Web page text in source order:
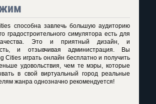
способна завлечь большую аудиторию
градостроительного симулятора есть для
Это и приятный дизайн, и
и отзывчивая администрация. Вы
Cities играть онлайн бесплатно и получить
удовольствия, чем те мэры, которые
в свой виртуальный город реальные
жанра однозначно рекомендуется!